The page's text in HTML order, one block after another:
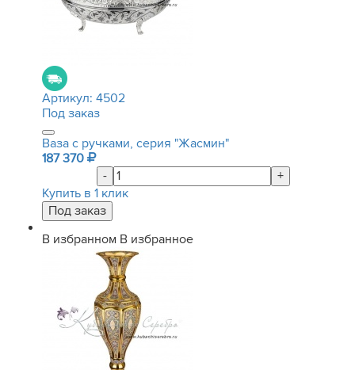
Артикул: 4502
Под заказ
Ваза с ручками, серия "Жасмин"
187 370
-
+
Купить в 1 клик
В избранном В избранное